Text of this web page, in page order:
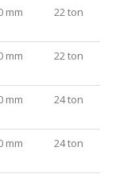
mm 22 ton
mm 22 ton
mm 24 ton
mm 24 ton